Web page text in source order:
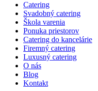
Catering
Svadobný catering
Škola varenia
Ponuka priestorov
Catering do kancelárie
Firemný catering
Luxusný catering
O nás
Blog
Kontakt